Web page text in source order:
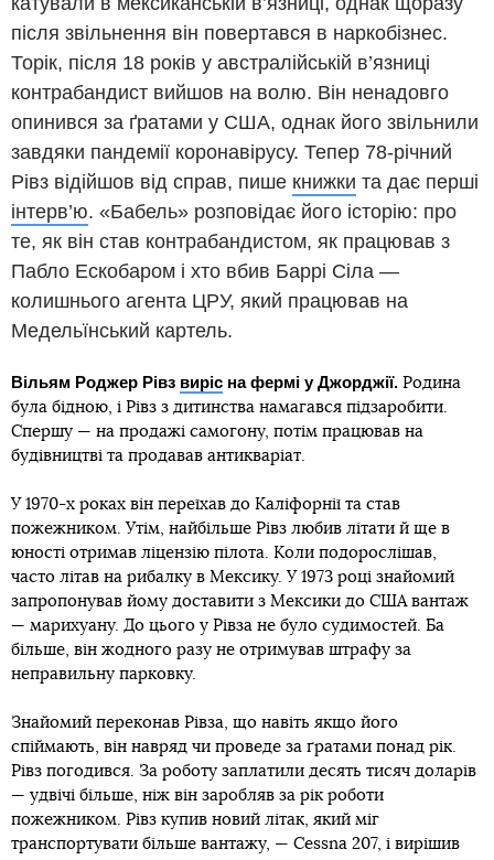
після звільнення він повертався в наркобізнес.
Торік, після 18 років у австралійській в’язниці
контрабандист вийшов на волю. Він ненадовго
опинився за ґратами у США, однак його звільнили
завдяки пандемії коронавірусу. Тепер 78-річний
Рівз відійшов від справ, пише книжки та дає перші
інтерв’ю. «Бабель» розповідає його історію: про
те, як він став контрабандистом, як працював з
Пабло Ескобаром і хто вбив Баррі Сіла —
колишнього агента ЦРУ, який працював на
Медельїнський картель.
Вільям Роджер Рівз виріс на фермі у Джорджії. Родина
була бідною, і Рівз з дитинства намагався підзаробити.
Спершу — на продажі самогону, потім працював на
будівництві та продавав антикваріат.
У 1970-х роках він переїхав до Каліфорнії та став
пожежником. Утім, найбільше Рівз любив літати й ще в
юності отримав ліцензію пілота. Коли подорослішав,
часто літав на рибалку в Мексику. У 1973 році знайомий
запропонував йому доставити з Мексики до США вантаж
— марихуану. До цього у Рівза не було судимостей. Ба
більше, він жодного разу не отримував штрафу за
неправильну парковку.
Знайомий переконав Рівза, що навіть якщо його
спіймають, він навряд чи проведе за ґратами понад рік.
Рівз погодився. За роботу заплатили десять тисяч доларів
— удвічі більше, ніж він заробляв за рік роботи
пожежником. Рівз купив новий літак, який міг
транспортувати більше вантажу, — Cessna 207, і вирішив